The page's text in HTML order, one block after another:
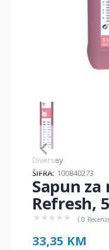
Item
1
of
1
Diversey
ŠIFRA: 100840273
Sapun
Refresh,
★ ★ ★ ★ ★ ( 0
33,35 KM